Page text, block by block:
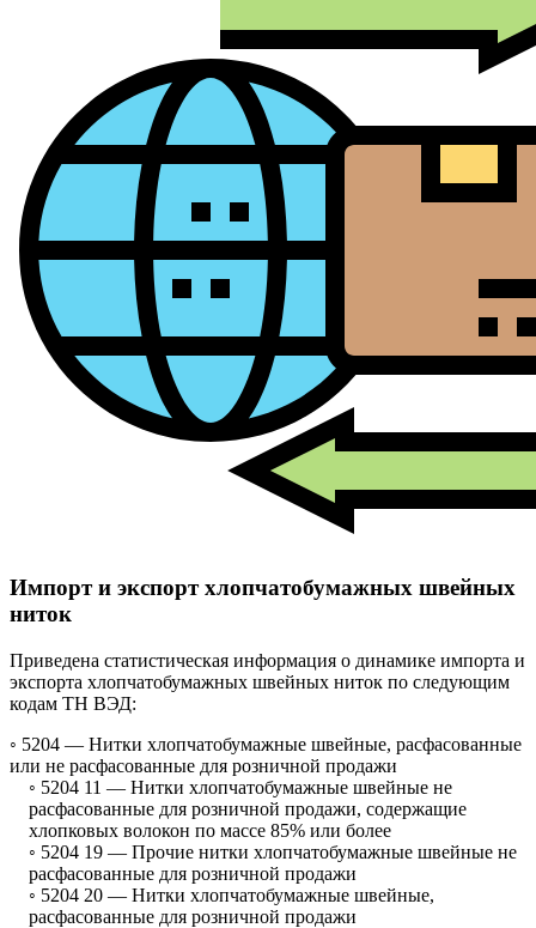
Импорт и экспорт хлопчатобумажных швейных
ниток
Приведена статистическая информация о динамике импорта и
экспорта хлопчатобумажных швейных ниток по следующим
кодам ТН ВЭД:
◦ 5204 — Нитки хлопчатобумажные швейные, расфасованные
или не расфасованные для розничной продажи
◦ 5204 11 — Нитки хлопчатобумажные швейные не
расфасованные для розничной продажи, содержащие
хлопковых волокон по массе 85% или более
◦ 5204 19 — Прочие нитки хлопчатобумажные швейные не
расфасованные для розничной продажи
◦ 5204 20 — Нитки хлопчатобумажные швейные,
расфасованные для розничной продажи